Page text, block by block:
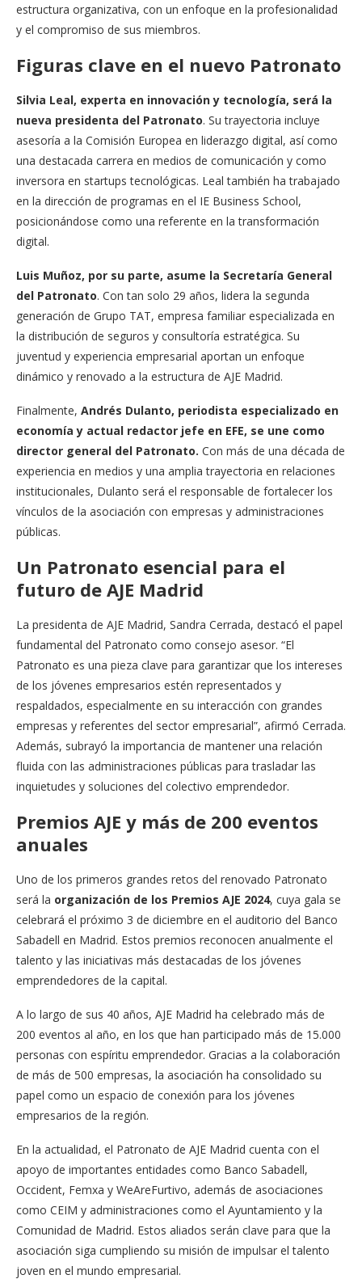
estructura organizativa, con un enfoque en la profesionalidad
y el compromiso de sus miembros.
Figuras clave en el nuevo Patronato
Silvia Leal, experta en innovación y tecnología, será la
nueva presidenta del Patronato. Su trayectoria incluye
asesoría a la Comisión Europea en liderazgo digital, así como
una destacada carrera en medios de comunicación y como
inversora en startups tecnológicas. Leal también ha trabajado
en la dirección de programas en el IE Business School,
posicionándose como una referente en la transformación
digital.
Luis Muñoz, por su parte, asume la Secretaría General
del Patronato. Con tan solo 29 años, lidera la segunda
generación de Grupo TAT, empresa familiar especializada en
la distribución de seguros y consultoría estratégica. Su
juventud y experiencia empresarial aportan un enfoque
dinámico y renovado a la estructura de AJE Madrid.
Finalmente, Andrés Dulanto, periodista especializado en
economía y actual redactor jefe en EFE, se une como
director general del Patronato. Con más de una década de
experiencia en medios y una amplia trayectoria en relaciones
institucionales, Dulanto será el responsable de fortalecer los
vínculos de la asociación con empresas y administraciones
públicas.
Un Patronato esencial para el
futuro de AJE Madrid
La presidenta de AJE Madrid, Sandra Cerrada, destacó el papel
fundamental del Patronato como consejo asesor. “El
Patronato es una pieza clave para garantizar que los intereses
de los jóvenes empresarios estén representados y
respaldados, especialmente en su interacción con grandes
empresas y referentes del sector empresarial”, afirmó Cerrada.
Además, subrayó la importancia de mantener una relación
fluida con las administraciones públicas para trasladar las
inquietudes y soluciones del colectivo emprendedor.
Premios AJE y más de 200 eventos
anuales
Uno de los primeros grandes retos del renovado Patronato
será la organización de los Premios AJE 2024, cuya gala se
celebrará el próximo 3 de diciembre en el auditorio del Banco
Sabadell en Madrid. Estos premios reconocen anualmente el
talento y las iniciativas más destacadas de los jóvenes
emprendedores de la capital.
A lo largo de sus 40 años, AJE Madrid ha celebrado más de
200 eventos al año, en los que han participado más de 15.000
personas con espíritu emprendedor. Gracias a la colaboración
de más de 500 empresas, la asociación ha consolidado su
papel como un espacio de conexión para los jóvenes
empresarios de la región.
En la actualidad, el Patronato de AJE Madrid cuenta con el
apoyo de importantes entidades como Banco Sabadell,
Occident, Femxa y WeAreFurtivo, además de asociaciones
como CEIM y administraciones como el Ayuntamiento y la
Comunidad de Madrid. Estos aliados serán clave para que la
asociación siga cumpliendo su misión de impulsar el talento
joven en el mundo empresarial.